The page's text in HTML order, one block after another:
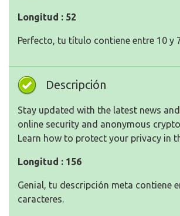
Longitud : 52
Perfecto, tu título contiene entre 10 y
Descripción
Stay updated with the latest news
online security and anonymous
Learn how to protect your privacy in
Longitud : 156
Genial, tu descripción meta contiene
caracteres.